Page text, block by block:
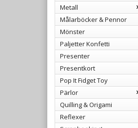
Metall
Målarböcker & Pennor
Mönster
Paljetter Konfetti
Presenter
Presentkort
Pop It Fidget Toy
Pärlor
Quilling & Origami
Reflexer